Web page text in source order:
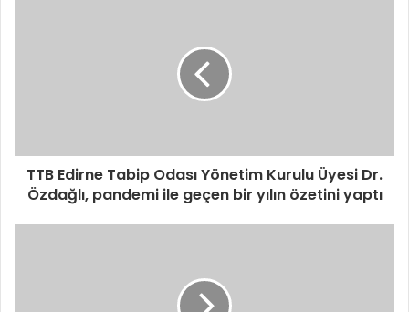
TTB Edirne Tabip Odası Yönetim Kurulu Üyesi Dr.
Özdağlı, pandemi ile geçen bir yılın özetini yaptı